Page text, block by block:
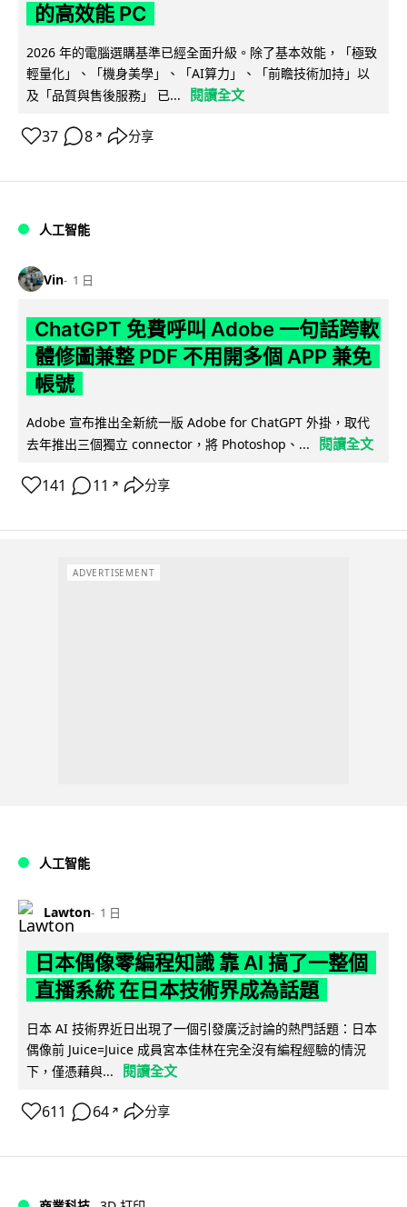
的高效能 PC
2026 年的電腦選購基準已經全面升級。除了基本效能，「極致
輕量化」、「機身美學」、「AI算力」、「前瞻技術加持」以
及「品質與售後服務」 已...
閱讀全文
37 8 ↗ 分享
人工智能
Vin 1 日
ChatGPT 免費呼叫 Adobe 一句話跨軟
體修圖兼整 PDF 不用開多個 APP 兼免
帳號
Adobe 宣布推出全新統一版 Adobe for ChatGPT 外掛，取代
去年推出三個獨立 connector，將 Photoshop、...
閱讀全文
141 11 ↗ 分享
ADVERTISEMENT
人工智能
Lawton 1 日
日本偶像零編程知識 靠 AI 搞了一整個
直播系統 在日本技術界成為話題
日本 AI 技術界近日出現了一個引發廣泛討論的熱門話題：日本
偶像前 Juice=Juice 成員宮本佳林在完全沒有編程經驗的情況
下，僅憑藉與...
閱讀全文
611 64 ↗ 分享